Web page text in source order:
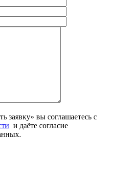
заявку» вы соглашаетесь с
и даёте согласие